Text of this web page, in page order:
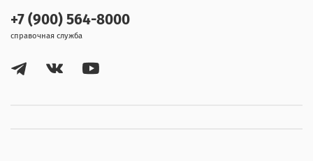
+7 (900) 564-8000
справочная служба